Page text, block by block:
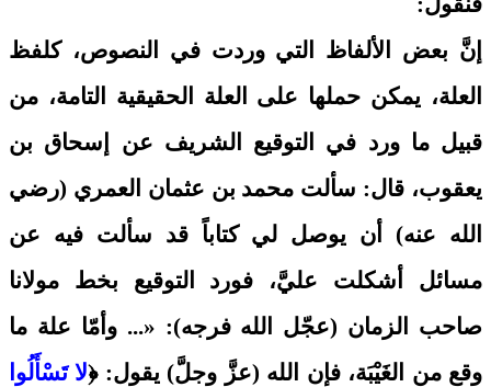
إنَّ بعض الألفاظ التي وردت في النصوص، كلفظ
العلة، يمكن حملها على العلة الحقيقية التامة، من
قبيل ما ورد في التوقيع الشريف عن إسحاق بن
يعقوب، قال: سألت محمد بن عثمان العمري (رضي
الله عنه) أن يوصل لي كتاباً قد سألت فيه عن
مسائل أشكلت عليَّ، فورد التوقيع بخط مولانا
صاحب الزمان (عجّل الله فرجه): «... وأمّا علة ما
وقع من الغَيْبَة، فإن الله (عزَّ وجلَّ) يقول: ﴿لا تَسْأَلُوا